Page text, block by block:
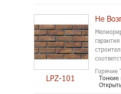
LPZ-101
Не
Горячие
Тонкие